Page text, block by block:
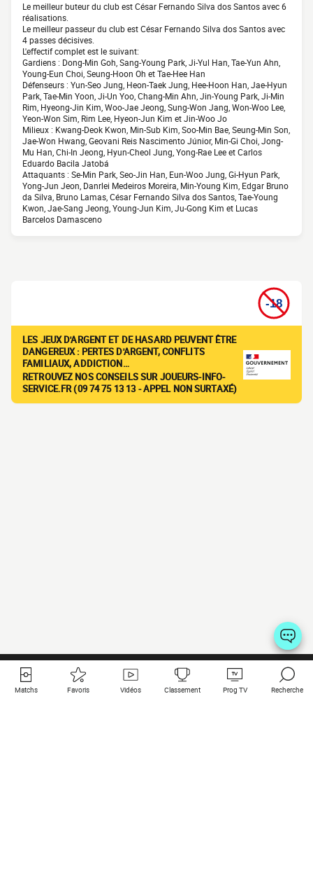
Le meilleur buteur du club est César Fernando Silva dos Santos avec 6
réalisations.
Le meilleur passeur du club est César Fernando Silva dos Santos avec
4 passes décisives.
L'effectif complet est le suivant:
Gardiens : Dong-Min Goh, Sang-Young Park, Ji-Yul Han, Tae-Yun Ahn,
Young-Eun Choi, Seung-Hoon Oh et Tae-Hee Han
Défenseurs : Yun-Seo Jung, Heon-Taek Jung, Hee-Hoon Han, Jae-Hyun
Park, Tae-Min Yoon, Ji-Un Yoo, Chang-Min Ahn, Jin-Young Park, Ji-Min
Rim, Hyeong-Jin Kim, Woo-Jae Jeong, Sung-Won Jang, Won-Woo Lee,
Yeon-Won Sim, Rim Lee, Hyeon-Jun Kim et Jin-Woo Jo
Milieux : Kwang-Deok Kwon, Min-Sub Kim, Soo-Min Bae, Seung-Min Son,
Jae-Won Hwang, Geovani Reis Nascimento Júnior, Min-Gi Choi, Jong-
Mu Han, Chi-In Jeong, Hyun-Cheol Jung, Yong-Rae Lee et Carlos
Eduardo Bacila Jatobá
Attaquants : Se-Min Park, Seo-Jin Han, Eun-Woo Jung, Gi-Hyun Park,
Yong-Jun Jeon, Danrlei Medeiros Moreira, Min-Young Kim, Edgar Bruno
da Silva, Bruno Lamas, César Fernando Silva dos Santos, Tae-Young
Kwon, Jae-Sang Jeong, Young-Jun Kim, Ju-Gong Kim et Lucas
Barcelos Damasceno
LES JEUX D'ARGENT ET DE HASARD PEUVENT ÊTRE
DANGEREUX : PERTES D'ARGENT, CONFLITS
FAMILIAUX, ADDICTION…
RETROUVEZ NOS CONSEILS SUR JOUEURS-INFO-
SERVICE.FR (09 74 75 13 13 - APPEL NON SURTAXÉ)
Matchs Favoris Vidéos Classement Prog TV Recherche